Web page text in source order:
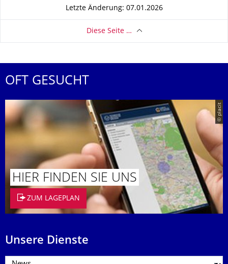
Letzte Änderung: 07.01.2026
Diese Seite …
OFT GESUCHT
© placit
HIER FINDEN SIE UNS
ZUM LAGEPLAN
Unsere Dienste